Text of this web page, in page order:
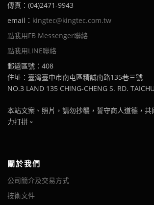
傳真：(04)2471-9943
email： kingtec@kingtec.com.tw
點我用FB Messenger聯絡
點我用LINE聯絡
郵遞區號：408
住址：臺灣臺中市南屯區精誠南路135巷三號
NO.3 LAND 135 CHING-CHENG S. RD.
本站文案、照片，請勿抄襲，誓守商人道德，共
力打拼。
關於我們
公司簡介及交易方式
技術文件